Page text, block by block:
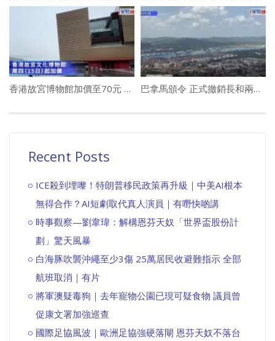
香港故宮博物館加價至70元 遊人不介意: 展品博大精深 加幾多錢都值得 巴拿馬頒令 正式撤銷長和兩港口經營權 授權海事局接管設施
Recent Posts
ICE殺到埋嚟！特朗普移民政策再升級｜中美AI根本
無得合作？AI短劇取代真人演員｜有嘢快啲講
時事觀察—劉韋瑋：解構恩芬天奴「世界盃股份計
劃」驚天風暴
白海豚吹襲沖繩至少3傷 25萬居民收避難指示 全部
航班取消｜有片
將軍澳疑毒狗｜去年寵物公園已現可疑食物 議員曾
促康文署加強巡查
國際足協風波｜歐洲足協強硬落閘 恩芬天奴不落台